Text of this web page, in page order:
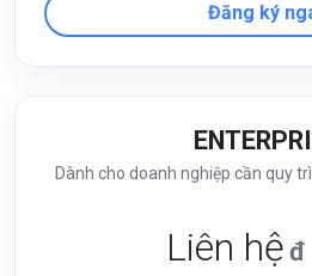
Đăng ký
Dành cho doanh nghiệp cần quy
Liên hệ đ